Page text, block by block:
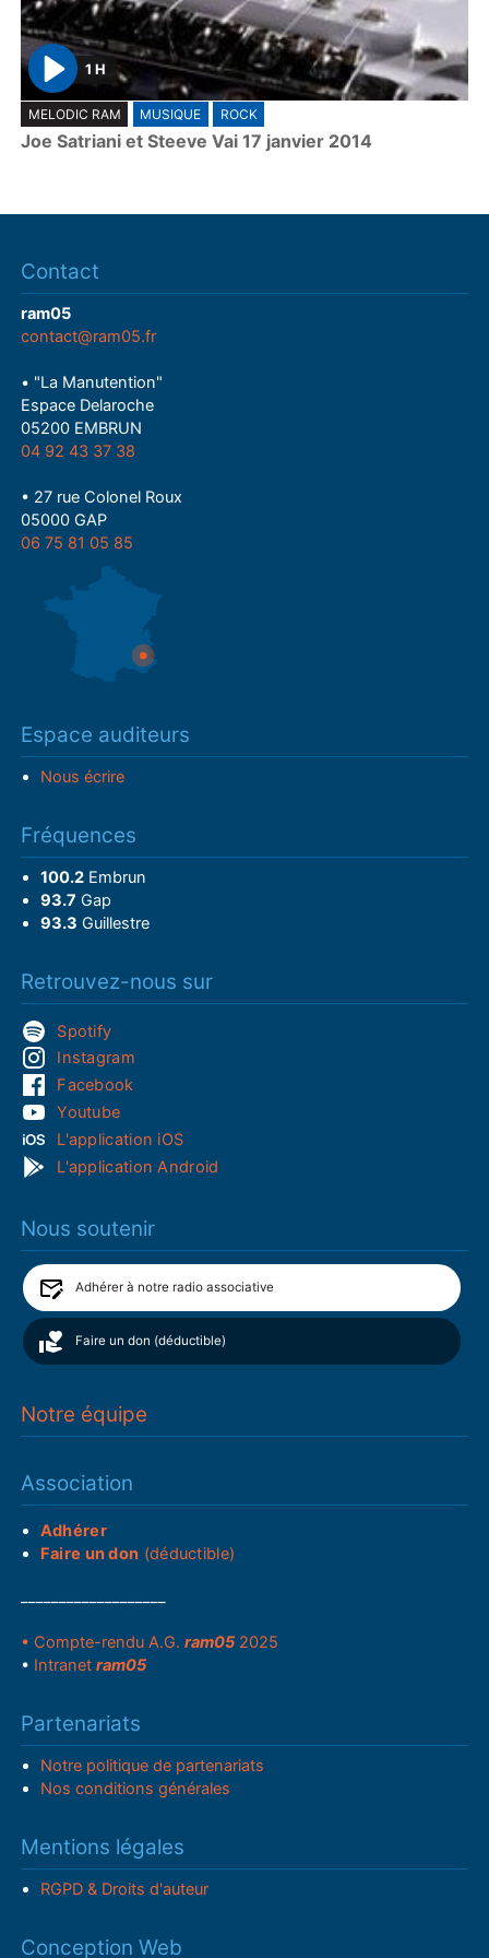
P
l
a
1 H
MELODIC RAM MUSIQUE ROCK
Joe Satriani et Steeve Vai 17 janvier 2014
Contact
ram05
contact@ram05.fr
• "La Manutention"
Espace Delaroche
05200 EMBRUN
04 92 43 37 38
• 27 rue Colonel Roux
05000 GAP
06 75 81 05 85
Espace auditeurs
Nous écrire
Fréquences
100.2Embrun
93.7 Gap
93.3 Guillestre
Retrouvez-nous sur
Spotify
Instagram
Facebook
Youtube
L'application iOS
L'application Android
Nous soutenir
Adhérer à notre radio associative
Faire un don (déductible)
Notre équipe
Association
Adhérer
Faire un don (déductible)
• Compte-rendu A.G.ram05 2025
• Intranetram05
Partenariats
Notre politique de partenariats
Nos conditions générales
Mentions légales
RGPD & Droits d'auteur
Conception Web